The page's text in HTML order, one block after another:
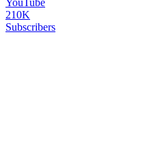
YouTube
210K
Subscribers